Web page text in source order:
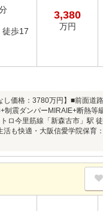
徒歩17
3,380
万円
価格：3780万円】■前面道
震ダンパーMIRAIE+断熱
ロ今里筋線「新森古市」駅
も快適・大阪信愛学院保育